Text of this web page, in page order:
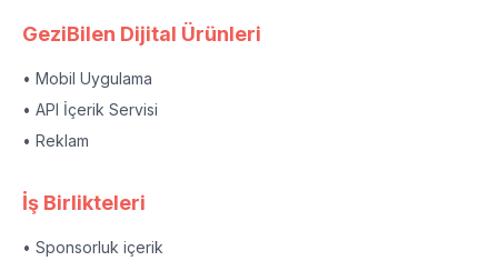
GeziBilen Dijital Ürünleri
• Mobil Uygulama
• API İçerik Servisi
• Reklam
İş Birlikteleri
• Sponsorluk içerik